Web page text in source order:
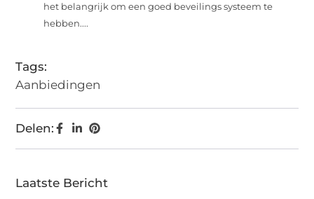
het belangrijk om een goed beveilings systeem te
hebben....
Tags:
Aanbiedingen
Delen:
Laatste Bericht